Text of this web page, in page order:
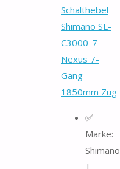
Schalthebel
Shimano SL-
C3000-7
Nexus 7-
Gang
1850mm Zug
✅
Marke:
Shimano
|